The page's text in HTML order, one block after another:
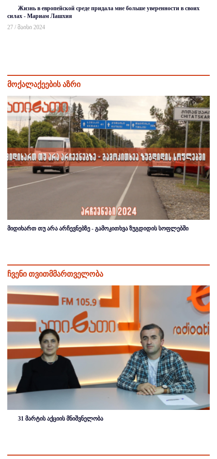
Жизнь в европейской среде придала мне больше уверенности в своих
силах - Мариам Лашхия
27 / მაისი 2024
მოქალაქეების აზრი
მიდიხართ თუ არა არჩევნებზე - გამოკითხვა ზუგდიდის სოფლებში
ჩვენი თვითმმართველობა
31 მარტის აქციის მნიშვნელობა